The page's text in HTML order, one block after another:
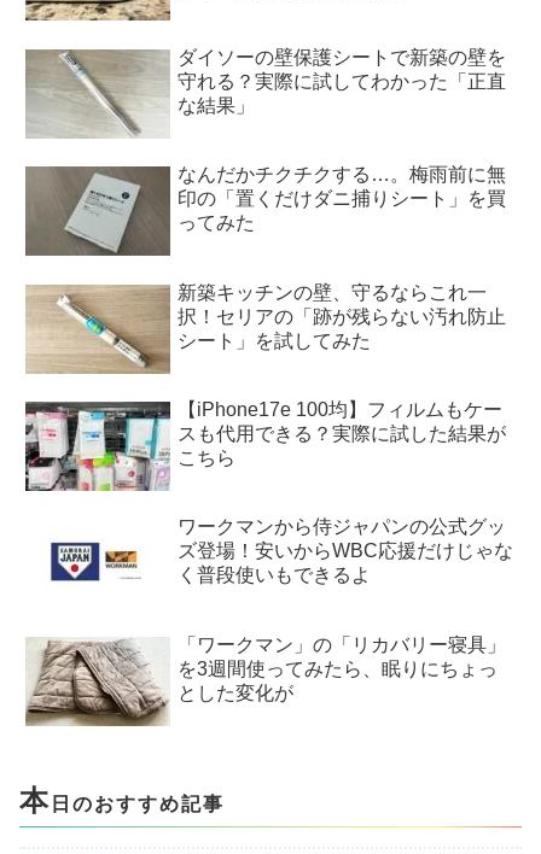
ダイソーの壁保護シートで新築の壁を
守れる？実際に試してわかった「正直
な結果」
なんだかチクチクする…。梅雨前に無
印の「置くだけダニ捕りシート」を買
ってみた
新築キッチンの壁、守るならこれ一
択！セリアの「跡が残らない汚れ防止
シート」を試してみた
【iPhone17e 100均】フィルムもケー
スも代用できる？実際に試した結果が
こちら
ワークマンから侍ジャパンの公式グッ
ズ登場！安いからWBC応援だけじゃな
く普段使いもできるよ
「ワークマン」の「リカバリー寝具」
を3週間使ってみたら、眠りにちょっ
とした変化が
本 日のおすすめ記事